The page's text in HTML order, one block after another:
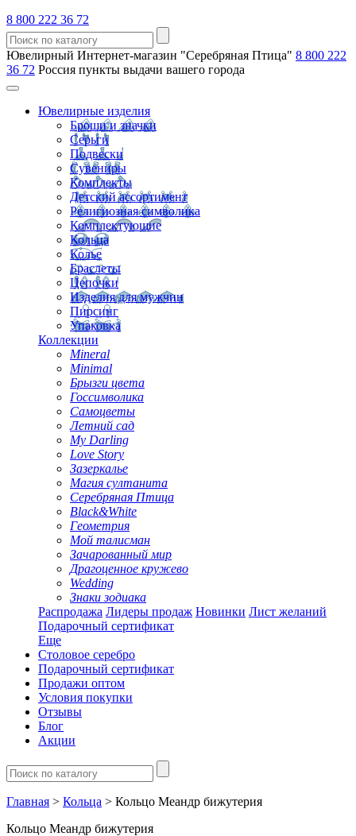
8 800 222 36 72
Ювелирный Интернет-магазин "Серебряная Птица" 8 800 222
36 72 Россия пункты выдачи вашего города
Ювелирные изделия
Броши и значки
Серьги
Подвески
Сувениры
Комплекты
Детский ассортимент
Религиозная символика
Комплектующие
Кольца
Колье
Браслеты
Цепочки
Изделия для мужчин
Пирсинг
Упаковка
Коллекции
Mineral
Minimal
Брызги цвета
Госсимволика
Самоцветы
Летний сад
My Darling
Love Story
Зазеркалье
Магия султанита
Серебряная Птица
Black&White
Геометрия
Мой талисман
Зачарованный мир
Драгоценное кружево
Wedding
Знаки зодиака
Распродажа Лидеры продаж Новинки Лист желаний
Подарочный сертификат
Еще
Столовое серебро
Подарочный сертификат
Продажи оптом
Условия покупки
Отзывы
Блог
Акции
Главная > Кольца > Кольцо Меандр бижутерия
Кольцо Меандр бижутерия